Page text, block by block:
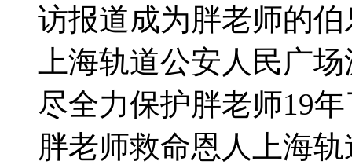
访报道成为胖老师的伯
上海轨道公安人民广
尽全力保护胖老师19年
胖老师救命恩人上海